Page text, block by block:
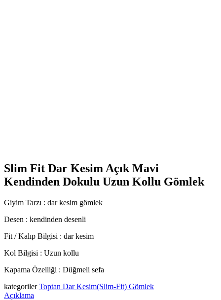
Slim Fit Dar Kesim Açık Mavi
Kendinden Dokulu Uzun Kollu Gömlek
Giyim Tarzı : dar kesim gömlek
Desen : kendinden desenli
Fit / Kalıp Bilgisi : dar kesim
Kol Bilgisi : Uzun kollu
Kapama Özelliği : Düğmeli sefa
kategoriler Toptan Dar Kesim(Slim-Fit) Gömlek
Açıklama